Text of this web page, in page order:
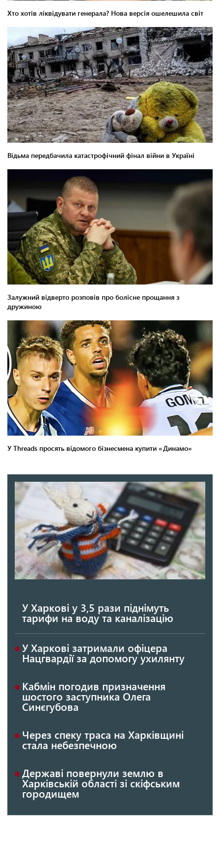
У Харкові у 3,5 рази піднімуть
тарифи на воду та каналізацію
У Харкові затримали офіцера
Нацгвардії за допомогу ухилянту
Кабмін погодив призначення
шостого заступника Олега
Синєгубова
Через спеку траса на Харківщині
стала небезпечною
Державі повернули землю в
Харківській області зі скіфським
городищем